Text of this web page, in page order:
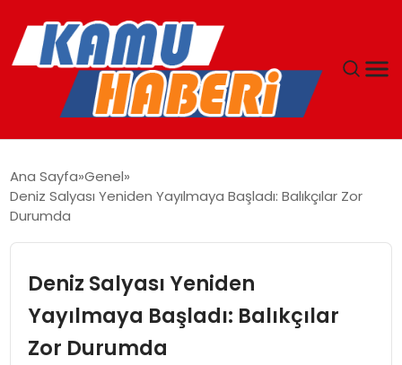
YAŞAM
EKONOMI
Ana Sayfa Genel
Deniz Salyası Yeniden Yayılmaya Başladı: Balıkçılar Zor
Durumda
Deniz Salyası Yeniden
Yayılmaya Başladı: Balıkçılar
Zor Durumda